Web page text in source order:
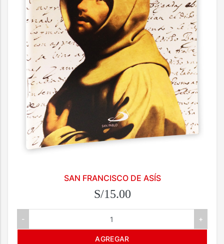
SAN FRANCISCO DE ASÍS
S/15.00
- +
AGREGAR